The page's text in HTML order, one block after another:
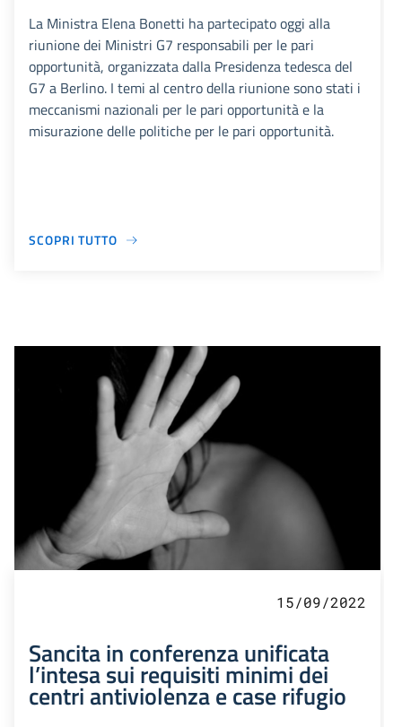
La Ministra Elena Bonetti ha partecipato oggi alla
riunione dei Ministri G7 responsabili per le pari
opportunità, organizzata dalla Presidenza tedesca del
G7 a Berlino. I temi al centro della riunione sono stati i
meccanismi nazionali per le pari opportunità e la
misurazione delle politiche per le pari opportunità.
SCOPRI TUTTO
15/09/2022
Sancita in conferenza unificata
l’intesa sui requisiti minimi dei
centri antiviolenza e case rifugio